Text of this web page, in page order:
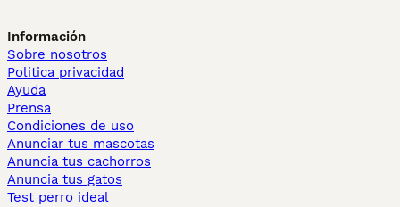
Información
Sobre nosotros
Politica privacidad
Ayuda
Prensa
Condiciones de uso
Anunciar tus mascotas
Anuncia tus cachorros
Anuncia tus gatos
Test perro ideal